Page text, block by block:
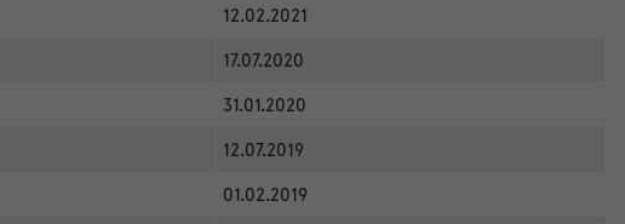
12.02.2021
17.07.2020
31.01.2020
12.07.2019
01.02.2019